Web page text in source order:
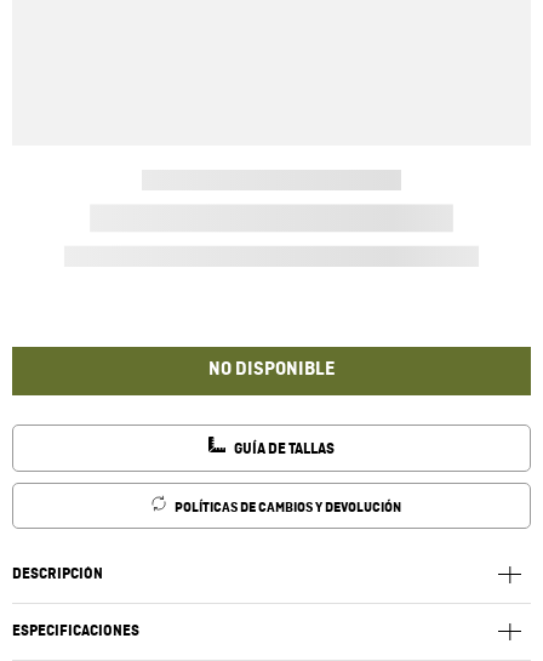
NO DISPONIBLE
GUÍA DE TALLAS
POLÍTICAS DE CAMBIOS Y DEVOLUCIÓN
DESCRIPCIÓN
ESPECIFICACIONES